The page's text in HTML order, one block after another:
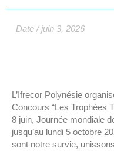
Date / juin 3, 2026
L’Ifrecor Polynésie
Concours “Les Trophées
8 juin, Journée mondiale
jusqu’au lundi 5 octobre
sont notre survie,